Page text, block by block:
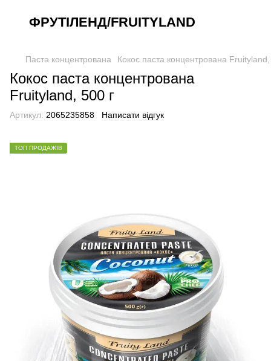
ФРУТІЛЕНД/FRUITYLAND
Паста концентрована Кокос паста концентрована
Кокос паста концентрована
Fruityland, 500 г
Артикул: 2065235858 Написати відгук
ТОП ПРОДАЖІВ